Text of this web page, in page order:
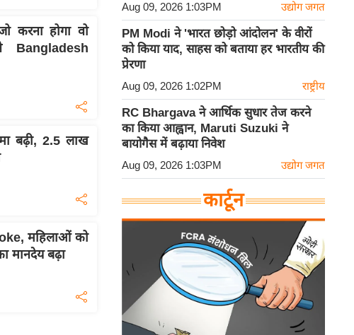
करना होगा वो
Bangladesh
बढ़ी, 2.5 लाख
महिलाओं को
मानदेय बढ़ा
Aug 09, 2026 1:03PM उद्योग जगत
PM Modi ने 'भारत छोड़ो आंदोलन' के वीरों
को किया याद, साहस को बताया हर भारतीय की
प्रेरणा
Aug 09, 2026 1:02PM राष्ट्रीय
RC Bhargava ने आर्थिक सुधार तेज करने
का किया आह्वान, Maruti Suzuki ने
बायोगैस में बढ़ाया निवेश
Aug 09, 2026 1:03PM उद्योग जगत
कार्टून